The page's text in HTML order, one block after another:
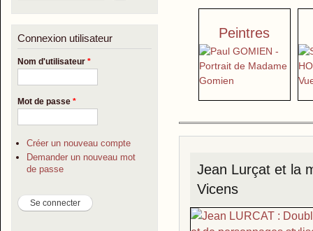
Connexion utilisateur
Nom d'utilisateur *
Mot de passe *
Créer un nouveau compte
Demander un nouveau mot
de passe
Peintres
Jean Lurçat et la
Vicens